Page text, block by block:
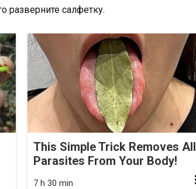
разверните салфетку.
This Simple Trick Removes All
Parasites From Your Body!
7 h 30 min